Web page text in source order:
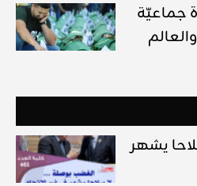
جماعيّة
يشهر